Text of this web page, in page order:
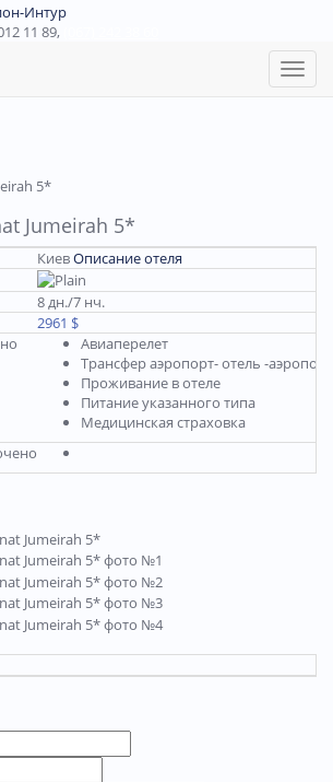
11 89,
Toggle
5*
Jumeirah 5*
КиевОписание отеля
8 дн./7 нч.
2961 $
Авиаперелет
Трансфер аэропорт- отель -аэропорт
Проживание в отеле
Питание указанного типа
Медицинская страховка